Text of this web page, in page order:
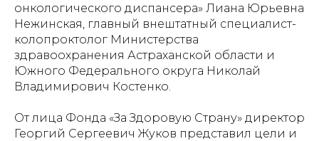
онкологического диспансера» Лиана Юрьевна
Нежинская, главный внештатный специалист-
колопроктолог Министерства
здравоохранения Астраханской области и
Южного Федерального округа Николай
Владимирович Костенко.
От лица Фонда «За Здоровую Страну» директор
Георгий Сергеевич Жуков представил цели и